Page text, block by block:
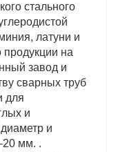
стального
латуни и
на
завод и
сварных труб
для
и
и
мм. .